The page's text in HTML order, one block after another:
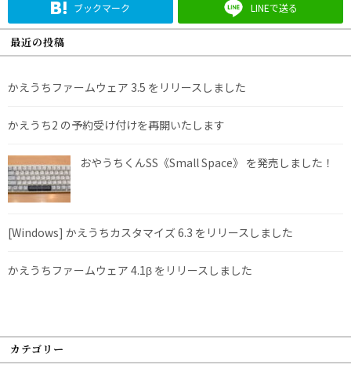
ブックマーク LINEで送る
最近の投稿
かえうちファームウェア 3.5 をリリースしました
かえうち2 の予約受け付けを再開いたします
おやうちくんSS《Small Space》 を発売しました！
[Windows] かえうちカスタマイズ 6.3 をリリースしました
かえうちファームウェア 4.1β をリリースしました
カテゴリー